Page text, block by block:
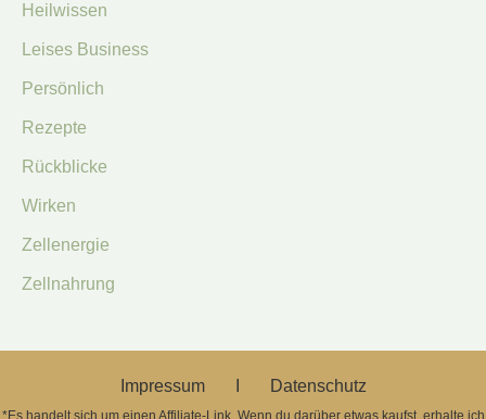
Heilwissen
Leises Business
Persönlich
Rezepte
Rückblicke
Wirken
Zellenergie
Zellnahrung
Impressum Ι Datenschutz
*Es handelt sich um einen Affiliate-Link. Wenn du darüber etwas kaufst, erhalte ich